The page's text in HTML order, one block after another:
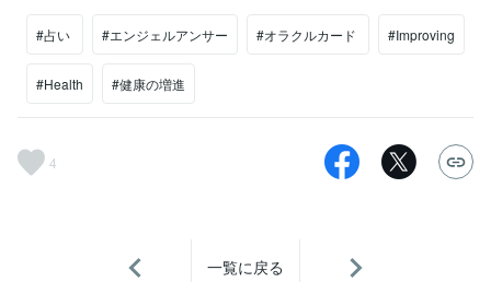
#占い #エンジェルアンサー #オラクルカード #Improving
#Health #健康の増進
4
一覧に戻る